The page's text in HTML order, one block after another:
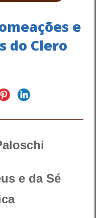
e
do Clero
e da Sé